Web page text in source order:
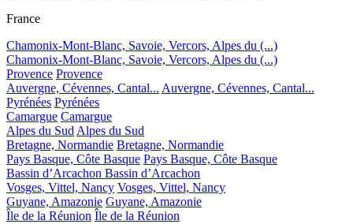
France
Chamonix-Mont-Blanc, Savoie, Vercors, Alpes du (...)
Chamonix-Mont-Blanc, Savoie, Vercors, Alpes du (...)
Provence Provence
Auvergne, Cévennes, Cantal... Auvergne, Cévennes, Cantal...
Pyrénées Pyrénées
Camargue Camargue
Alpes du SudAlpes du Sud
Bretagne, Normandie Bretagne, Normandie
Pays Basque, Côte Basque Pays Basque, Côte Basque
Bassin d’Arcachon Bassin d’Arcachon
Vosges, Vittel, Nancy Vosges, Vittel, Nancy
Guyane, Amazonie Guyane, Amazonie
Île de la Réunion Île de la Réunion